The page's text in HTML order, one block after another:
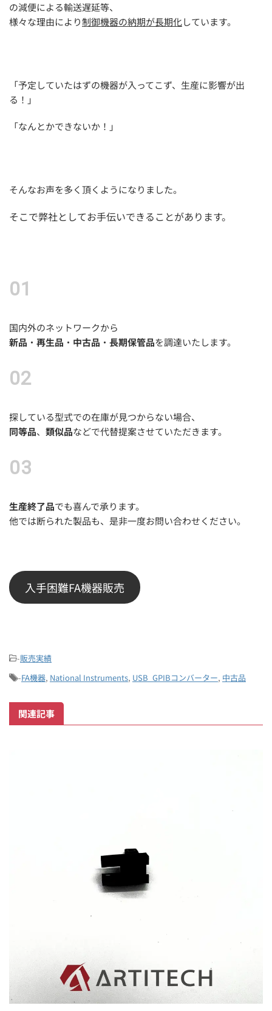
の減便による輸送遅延等、
様々な理由により制御機器の納期が長期化しています。
「予定していたはずの機器が入ってこず、生産に影響が出
る！」
「なんとかできないか！」
そんなお声を多く頂くようになりました。
そこで弊社としてお手伝いできることがあります。
国内外のネットワークから
新品 ・ 再生品 ・ 中古品 ・ 長期保管品を調達いたします。
探している型式での在庫が見つからない場合、
同等品、 類似品などで代替提案させていただきます。
生産終了品でも喜んで承ります。
他では断られた製品も、是非一度お問い合わせください。
入手困難FA機器販売
-販売実績
-FA機器, National Instruments, USB_GPIBコンバーター, 中古品
関連記事